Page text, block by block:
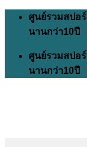
Skip
content
ศูนย์รวมสปอ
นานกว่า10ปี
ศูนย์รวมสปอ
นานกว่า10ปี